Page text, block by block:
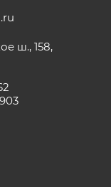
ш., 158,